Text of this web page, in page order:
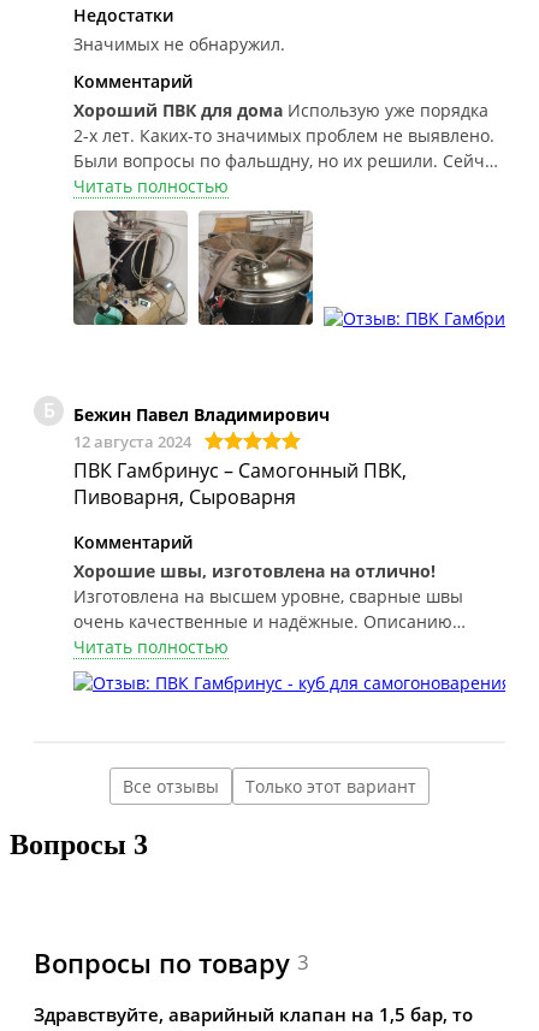
Недостатки
Значимых не обнаружил.
Комментарий
Хороший ПВК для дома Использую уже порядка
2-х лет. Каких-то значимых проблем не выявлено.
Были вопросы по фальшдну, но их решили. Сейчас
фальшдно отличное. Мешалка шумновата и
немного люфтит, но крутит. Можно использовать
прямой нагрев (считай у тебя доп. куб на 50л),
можно косвенный через рубашку. Можно
надстраивать увеличители, но тут уже приходится
мешать затор веслом. Покупкой данного ПВК
Читать полностью
Б Бежин Павел Владимирович
12 августа 2024
ПВК Гамбринус – Самогонный ПВК,
Пивоварня, Сыроварня
Комментарий
Хорошие швы, изготовлена на отлично!
Изготовлена на высшем уровне, сварные швы
очень качественные и надëжные. Описанию
соответствует 100%, фальшдно нового образца, с
защëлками, в подарок вложили пакетик дрожжей!
Читать полностью
Все отзывы Только этот вариант
Вопросы 3
Вопросы по товару 3
Здравствуйте, аварийный клапан на 1,5 бар, то